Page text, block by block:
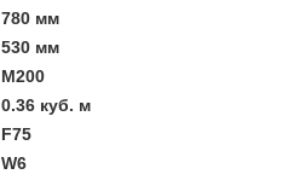
780 мм
530 мм
М200
0.36 куб. м
F75
W6